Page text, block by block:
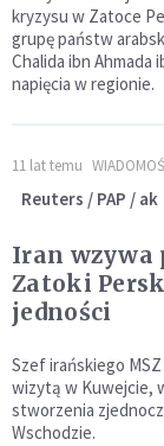
kryzysu w Zatoce
grupę państw
Chalida ibn Ahmada
napięcia w regionie.
11 lat temu
Reuters / PAP / ak
Iran wzywa
Zatoki
jedności
Szef irańskiego
wizytą w Kuwejcie,
stworzenia
Wschodzie.